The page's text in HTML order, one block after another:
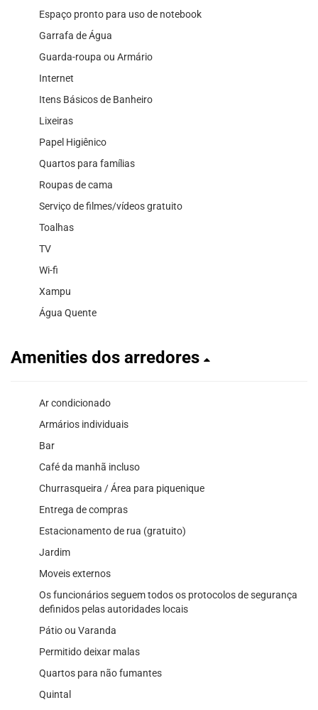
Espaço pronto para uso de notebook
Garrafa de Água
Guarda-roupa ou Armário
Internet
Itens Básicos de Banheiro
Lixeiras
Papel Higiênico
Quartos para famílias
Roupas de cama
Serviço de filmes/vídeos gratuito
Toalhas
TV
Wi-fi
Xampu
Água Quente
Amenities dos arredores
Ar condicionado
Armários individuais
Bar
Café da manhã incluso
Churrasqueira / Área para piquenique
Entrega de compras
Estacionamento de rua (gratuito)
Jardim
Moveis externos
Os funcionários seguem todos os protocolos de segurança
definidos pelas autoridades locais
Pátio ou Varanda
Permitido deixar malas
Quartos para não fumantes
Quintal